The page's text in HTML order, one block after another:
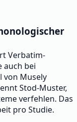
Verbatim-
auch bei
von Musely
Stod-Muster,
verfehlen. Das
pro Studie.